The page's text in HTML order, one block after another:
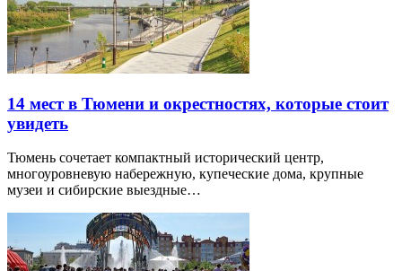
14 мест в Тюмени и окрестностях, которые стоит
увидеть
Тюмень сочетает компактный исторический центр,
многоуровневую набережную, купеческие дома, крупные
музеи и сибирские выездные…